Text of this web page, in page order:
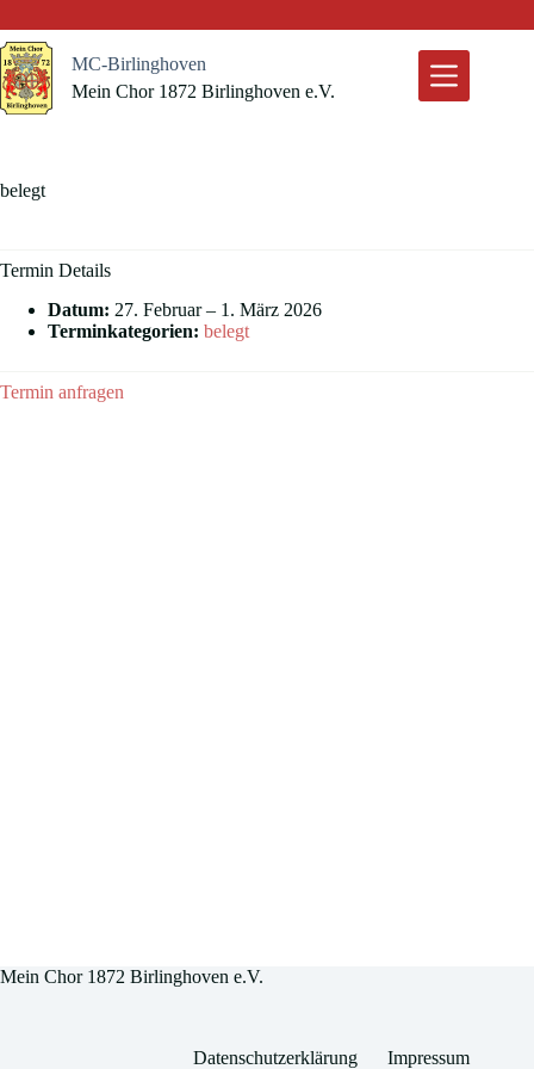
Inhalt
springen
MC-Birlinghoven
Mein Chor 1872 Birlinghoven e.V.
belegt
Termin Details
Datum: 27. Februar– 1. März 2026
Terminkategorien: belegt
Termin anfragen
Mein Chor 1872 Birlinghoven e.V.
Datenschutzerklärung Impressum